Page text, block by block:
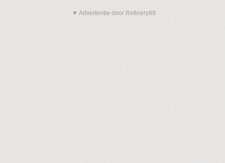
▼ Advertentie door Refinery89